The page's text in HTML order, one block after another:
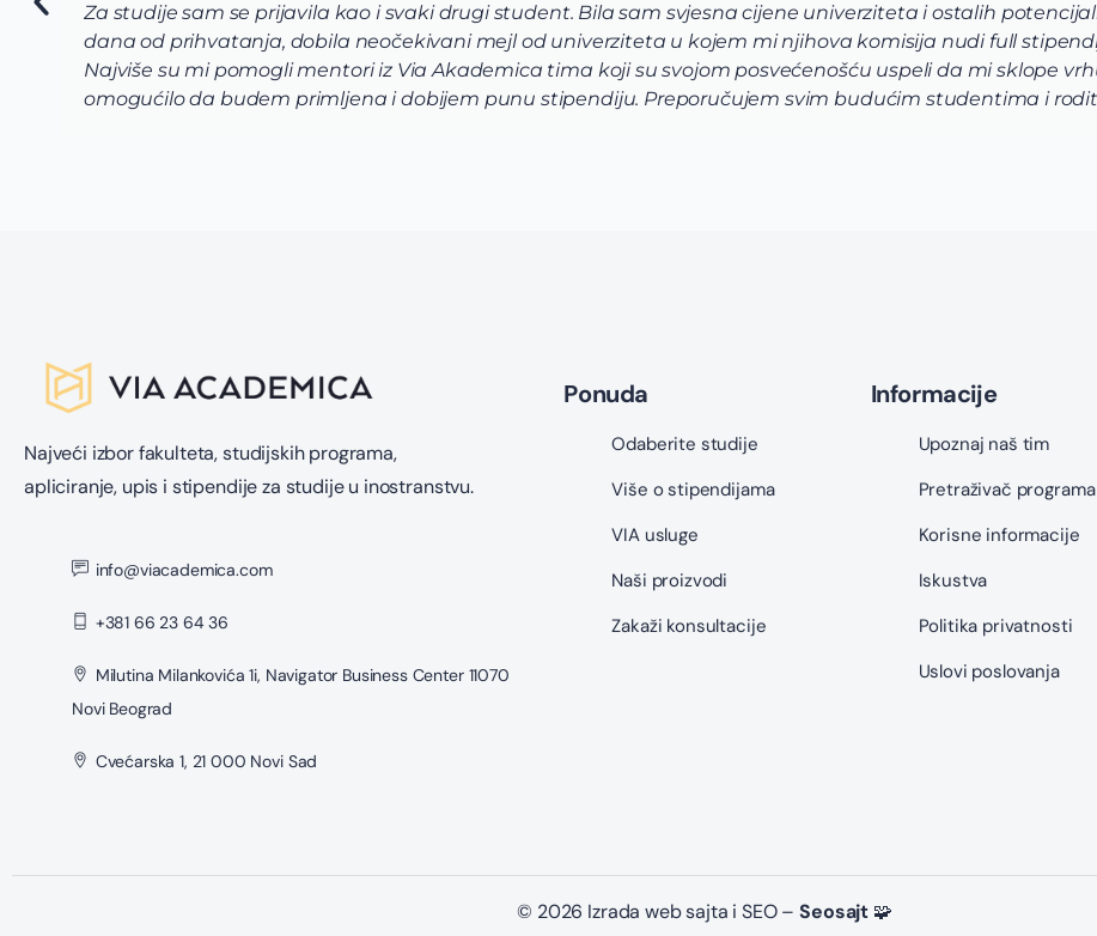
student. Bila sam svjesna cijene univerziteta i ostalih potencijalnih troškova. Ali sam posle 2
mejl od univerziteta u kojem mi njihova komisija nudi full stipendiju, uključujući smještaj i menzu.
tima koji su svojom posvećenošću uspeli da mi sklope vrhunsku aplikaciju, što mi je i
punu stipendiju. Preporučujem svim budućim studentima i roditeljima Via Academica.
Najveći izbor fakulteta, studijskih programa,
apliciranje, upis i stipendije za studije u inostranstvu.
info@viacademica.com
+381 66 23 64 36
Milutina Milankovića 1i, Navigator Business Center 11070
Novi Beograd
Cvećarska 1, 21 000 Novi Sad
Ponuda
Odaberite studije
Više o stipendijama
VIA usluge
Naši proizvodi
Zakaži konsultacije
Informacije
Upoznaj naš tim
Pretraživač programa
Korisne informacije
Iskustva
Politika privatnosti
Uslovi poslovanja
© 2026 Izrada web sajta i SEO –Seosajt 🧩